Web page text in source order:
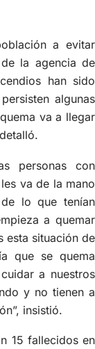
a evitar
la agencia de
han sido
algunas
va a llegar
personas con
va de la mano
lo que tenían
a quemar
esta situación de
que se quema
a nuestros
y no tienen a
insistió.
15 fallecidos en